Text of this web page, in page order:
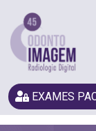
EXAMES